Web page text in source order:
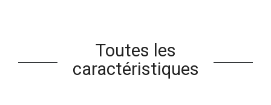
Toutes les
caractéristiques